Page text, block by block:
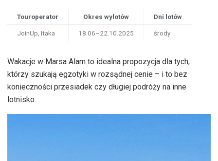
Touroperator Okres wylotów Dni lotów
JoinUp, Itaka 18.06–22.10.2025 środy
Wakacje w Marsa Alam to idealna propozycja dla tych,
którzy szukają egzotyki w rozsądnej cenie – i to bez
konieczności przesiadek czy długiej podróży na inne
lotnisko.